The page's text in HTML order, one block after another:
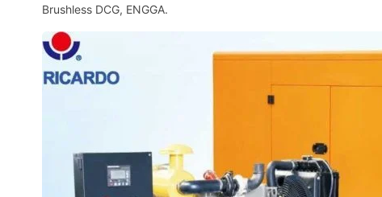
Brushless DCG, ENGGA.